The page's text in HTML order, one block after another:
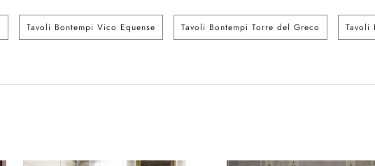
Tavoli Bontempi Vico Equense Tavoli Bontempi Torre del Greco Tavoli